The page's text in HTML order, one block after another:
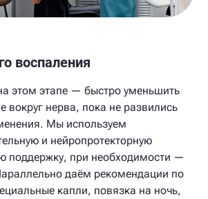
воспаления
этом этапе — быстро уменьшить
вокруг нерва, пока не развились
Мы используем
и нейропротекторную
поддержку, при необходимости —
даём рекомендации по
капли, повязка на ночь,